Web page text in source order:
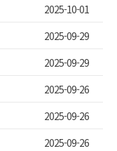
2025-10-01
2025-09-29
2025-09-29
2025-09-26
2025-09-26
2025-09-26